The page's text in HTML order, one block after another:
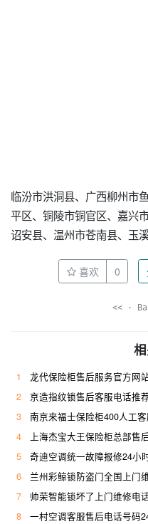
临汾市洪洞县、广西柳州市
平区、铜陵市铜官区、嘉兴
诏安县、温州市苍南县、玉
喜欢 0
<< ·
1
龙代保险柜售后服务官方网
2
京造指纹锁售后客服电话推
3
南京来福士保险柜400人工
4
上海杰宝大王保险柜总部售后
5
奇迪空调统一故障报修24小
6
兰州彩鲸锁防盗门全国上门
7
帅荣智能锁坏了上门维修电
8
一村空调客服售后电话号码